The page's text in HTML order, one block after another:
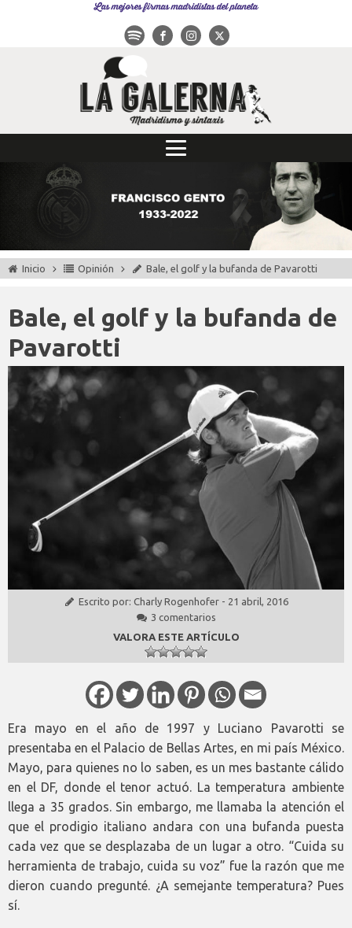
Las mejores firmas madridistas del planeta
Inicio Opinión Bale, el golf y la bufanda de Pavarotti
Bale, el golf y la bufanda de
Pavarotti
Escrito por: Charly Rogenhofer- 21 abril, 2016
3 comentarios
VALORA ESTE ARTÍCULO
Era mayo en el año de 1997 y Luciano Pavarotti se
presentaba en el Palacio de Bellas Artes, en mi país México.
Mayo, para quienes no lo saben, es un mes bastante cálido
en el DF, donde el tenor actuó. La temperatura ambiente
llega a 35 grados. Sin embargo, me llamaba la atención el
que el prodigio italiano andara con una bufanda puesta
cada vez que se desplazaba de un lugar a otro. “Cuida su
herramienta de trabajo, cuida su voz” fue la razón que me
dieron cuando pregunté. ¿A semejante temperatura? Pues
sí.